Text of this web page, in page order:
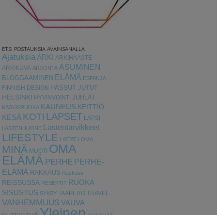
ETSI POSTAUKSIA AVAINSANALLA
AjatuksiaARKI ARKIHAASTE
ARKIKUVA ARVONTA ASUMINEN
BLOGGAAMINEN ELÄMÄ ESPANJA
FINNISH DESIGN HASSUT JUTUT
HELSINKI
HYVINVOINTI JUHLAT
KASVISRUOKA KAUNEUS KEITTIÖ
KESÄ KOTI LAPSET LAPSI
LASTENHUONE Lastentarvikkeet
LIFESTYLE LISTAT LOMA
MINÄ MUOTI OMA
ELÄMÄ PERHE PERHE-
ELÄMÄ RAKKAUS Raskaus
REISSUSSA RESEPTIT RUOKA
SISUSTUS SYKSY TAAPERO TRAVEL
VANHEMMUUS VAUVA